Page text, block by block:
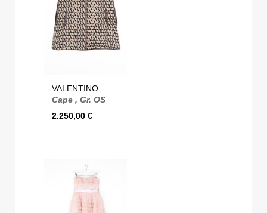
VALENTINO
Cape , Gr. OS
2.250,00 €